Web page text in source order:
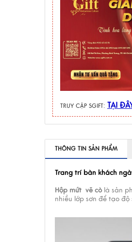
TRUY CẬP SGIFT: TẠI
THÔNG TIN SẢN PHẨM
Trang trí bàn khách
Hộp mứt vẽ cò là sản
nhiều lớp sơn để tạo